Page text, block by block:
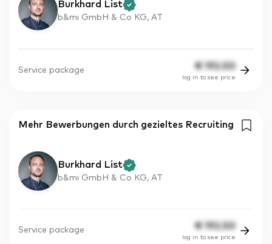
Burkhard List
b&mi GmbH & Co KG, AT
Service package € 192.50
log in to see price
Mehr Bewerbungen durch gezieltes Recruiting
Burkhard List
b&mi GmbH & Co KG, AT
Service package € 192.50
log in to see price